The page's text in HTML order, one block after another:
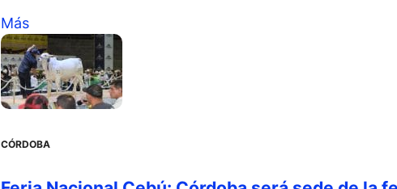
Más
CÓRDOBA